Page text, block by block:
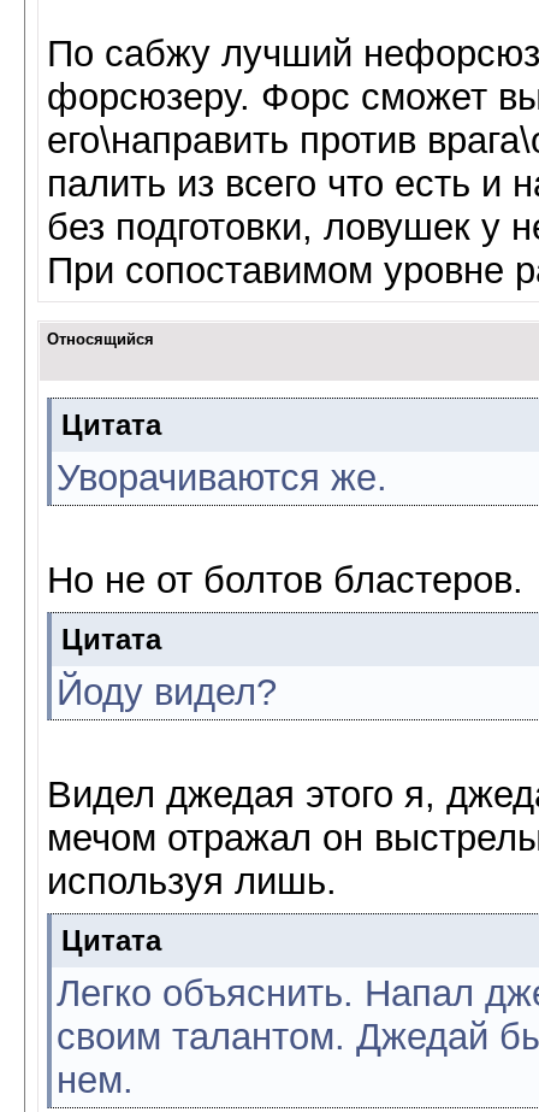
По сабжу лучший
форсюзеру. Форс сможет
его\направить против
палить из всего что есть и
без подготовки, ловушек у
При сопоставимом уровне
Относящийся
Цитата
Уворачиваются же.
Но не от болтов бластеров.
Цитата
Йоду видел?
Видел джедая этого я,
мечом отражал он
используя лишь.
Цитата
Легко объяснить. Напал
своим талантом. Джедай
нем.